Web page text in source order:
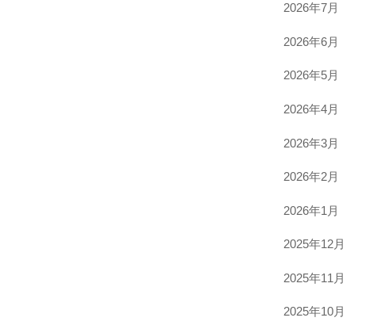
2026年7月
2026年6月
2026年5月
2026年4月
2026年3月
2026年2月
2026年1月
2025年12月
2025年11月
2025年10月